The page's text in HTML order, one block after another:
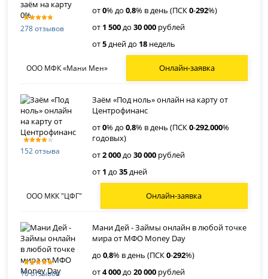
278 отзывов
от0% до0,8% в день (ПСК0-292%)
от 1 500до30 000 рублей
от5дней до 18 недель
ООО МФК «Мани Мен» Онлайн-заявка
152 отзыва
Заём «Под ноль» онлайн на карту от
Центрофинанс
от0% до0,8% в день (ПСК0-292,000%
годовых)
от2 000до30 000 рублей
от 1 до35дней
ООО МКК "ЦФГ" Онлайн-заявка
16 отзывов
Мани Дей - Займы онлайн в любой точке
мира от МФО Money Day
до0,8% в день (ПСК0-292%)
от4 000до20 000 рублей